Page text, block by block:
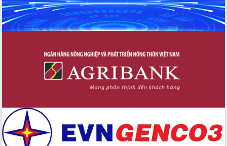
Đoàn đại biểu Quốc hội tỉnh Đắk Lắk
trao đổi thông tin trước Kỳ họp thứ
nhất, Quốc hội khóa XVI
thông nguồn lực phát triển
Nâng cao hiệu lực, hiệu quả HĐND
tỉnh thông qua hiện đại hóa hành chính
Xã Ea Phê gắn cải cách hành chính với
Phó Chủ tịch Thường trực UBND tỉnh
Hồ Thị Nguyên Thảo làm việc tại Trung
tâm Phục vụ hành chính công xã Ea
Phê